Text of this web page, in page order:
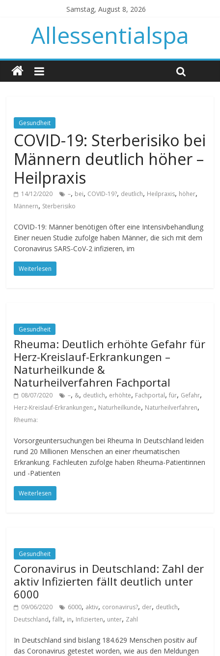
Samstag, August 8, 2026
Allessentialspa
Gesundheit
COVID-19: Sterberisiko bei
Männern deutlich höher –
Heilpraxis
14/12/2020 –, bei, COVID-19?, deutlich, Heilpraxis, höher,
Männern, Sterberisiko
COVID-19: Männer benötigen öfter eine Intensivbehandlung
Einer neuen Studie zufolge haben Männer, die sich mit dem
Coronavirus SARS-CoV-2 infizieren, im
Weiterlesen
Gesundheit
Rheuma: Deutlich erhöhte Gefahr für
Herz-Kreislauf-Erkrankungen –
Naturheilkunde &
Naturheilverfahren Fachportal
08/07/2020 –, &, deutlich, erhöhte, Fachportal,für, Gefahr,
Herz-Kreislauf-Erkrankungen:, Naturheilkunde, Naturheilverfahren,
Rheuma:
Vorsorgeuntersuchungen bei Rheuma In Deutschland leiden
rund 20 Millionen Menschen an einer rheumatischen
Erkrankung. Fachleuten zufolge haben Rheuma-Patientinnen
und -Patienten
Weiterlesen
Gesundheit
Coronavirus in Deutschland: Zahl der
aktiv Infizierten fällt deutlich unter
6000
09/06/2020 6000, aktiv, coronavirus?, der, deutlich,
Deutschland,fällt, in, Infizierten, unter, Zahl
In Deutschland sind bislang 184.629 Menschen positiv auf
das Coronavirus getestet worden, wie aus den Meldungen